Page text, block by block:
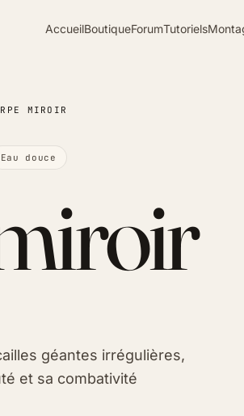
AccueilBoutiqueForumTutoriels
MIROIR
Eau douce
géantes irrégulières,
et sa combativité